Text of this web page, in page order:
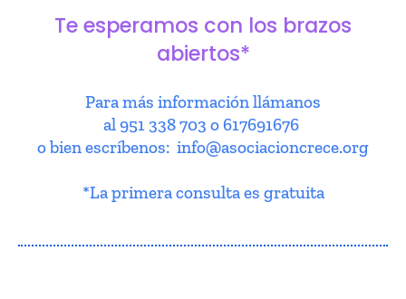
Te esperamos con los brazos
abiertos*
Para más información llámanos
al 951 338 703 o 617691676
o bien escríbenos: info@asociacioncrece.org
*La primera consulta es gratuita